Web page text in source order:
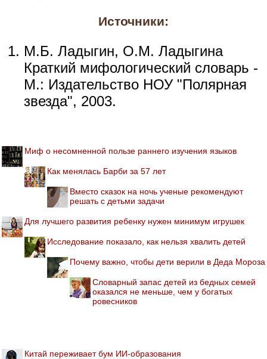
Источники:
М.Б. Ладыгин, О.М. Ладыгина
Краткий мифологический словарь -
М.: Издательство НОУ "Полярная
звезда", 2003.
Миф о несомненной пользе раннего изучения языков
Как менялась Барби за 57 лет
Вместо сказок на ночь ученые рекомендуют
решать с детьми задачи
Для лучшего развития ребенку нужен минимум игрушек
Исследование показало, как нельзя хвалить детей
Почему важно, чтобы дети верили в Деда Мороза
Словарный запас детей из бедных семей
оказался не меньше, чем у богатых
ровесников
Китай переживает бум ИИ-образования